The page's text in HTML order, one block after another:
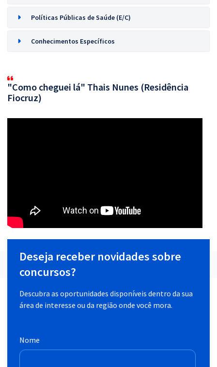
Políticas Públicas de Saúde (E/C)
Conhecimentos Específicos
"Como cheguei lá" Thais Nunes (Residência
Fiocruz)
Deseja receber novidades sobre
concursos?
Descubra as oportunidades disponíveis dentro da sua
área de interesse ou da região onde você mora.
Nome